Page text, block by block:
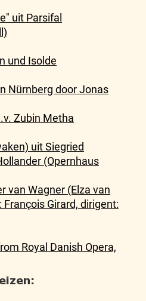
uit Parsifal
und Isolde
Nürnberg door Jonas
Zubin Metha
uit Siegried
(Opernhaus
van Wagner (Elza van
Girard, dirigent:
Royal Danish Opera,